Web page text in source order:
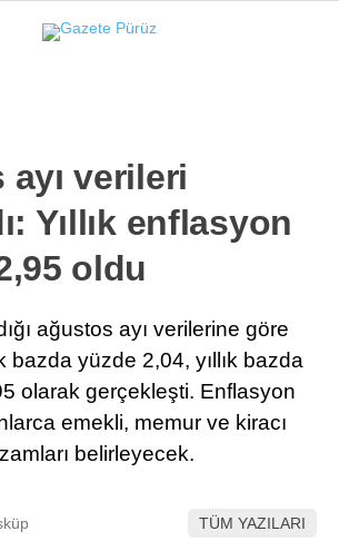
verileri
Yıllık enflasyon
oldu
ağustos ayı verilerine göre
bazda yüzde 2,04, yıllık bazda
olarak gerçekleşti. Enflasyon
emekli, memur ve kiracı
belirleyecek.
TÜM YAZILARI